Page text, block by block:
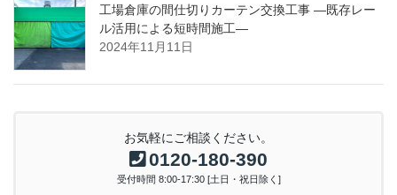
工場倉庫の間仕切りカーテン交換工事 ―既存レー
ル活用による短時間施工―
2024年11月11日
お気軽にご相談ください。
0120-180-390
受付時間 8:00-17:30 [土日・祝日除く]